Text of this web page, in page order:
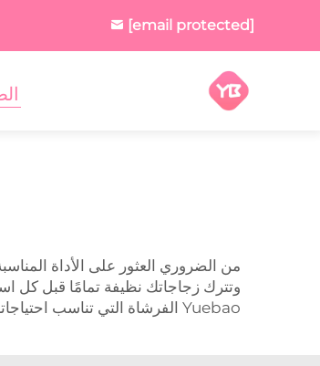
[email protected]
من الضروري العثور على الأداة
وتترك زجاجاتك نظيفة تمامًا قبل كل
Yuebao الفرشاة التي تناسب احتياجاتك وزجاجتك، مما يجعل التنظيف أمرًا سهلاً ولا يتطلب جهدًا كبيرًا.